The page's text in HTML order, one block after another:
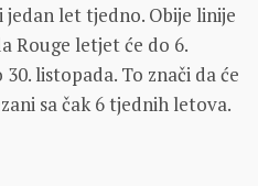
let tjedno. Obije linije
Rouge letjet će do 6.
listopada. To znači da će
sa čak 6 tjednih letova.